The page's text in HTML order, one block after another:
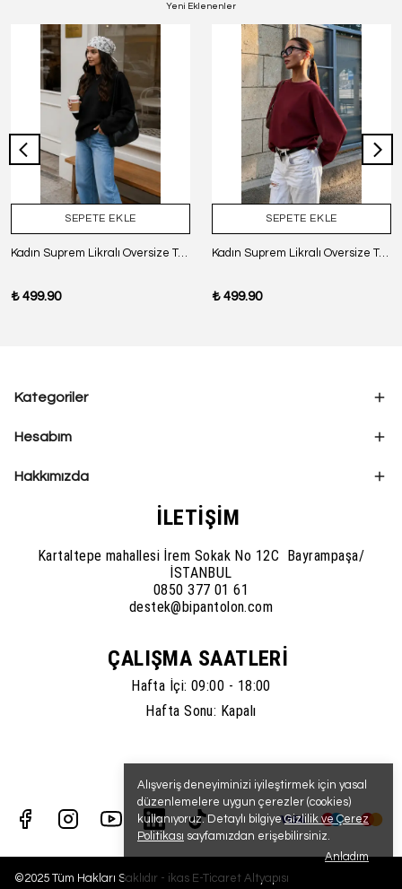
Alışveriş deneyiminizi iyileştirmek için yasal
düzenlemelere uygun çerezler (cookies)
kullanıyoruz. Detaylı bilgiyeGizlilik ve Çerez
Politikası sayfamızdan erişebilirsiniz.
Anladım
Yeni Eklenenler
SEPETE EKLE
Kadın Suprem Likralı Oversize T-Shirt - SİYAH
₺ 499.90
SEPETE EKLE
Kadın Suprem Likralı Oversize T-Shirt - BORDO
₺ 499.90
Kategoriler
Hesabım
Hakkımızda
İLETİŞİM
Kartaltepe mahallesi İrem Sokak No 12C Bayrampaşa/
İSTANBUL
0850 377 01 61
destek@bipantolon.com
ÇALIŞMA SAATLERİ
Hafta İçi: 09:00 - 18:00
Hafta Sonu: Kapalı
©2025 Tüm Hakları Saklıdır - ikas E-Ticaret Altyapısı